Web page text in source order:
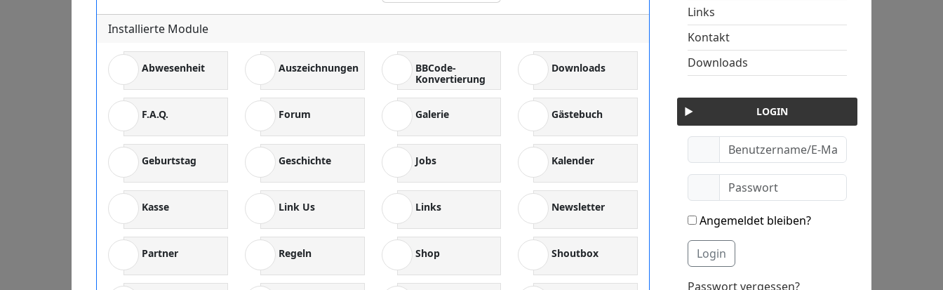
Installierte Module
Abwesenheit Auszeichnungen
BBCode-
Konvertierung
Downloads
F.A.Q. Forum Galerie Gästebuch
Geburtstag Geschichte Jobs Kalender
Kasse Link Us Links Newsletter
Partner Regeln Shop Shoutbox
Links
Kontakt
Downloads
LOGIN
Angemeldet bleiben?
Login
Passwort vergessen?